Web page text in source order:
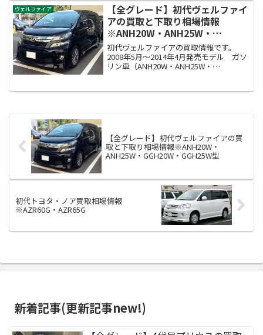
AYH30W型2代目ヴェル...
ヴェルファイア
【全グレード】初代ヴェルファイ
アの買取と下取り相場情報
※ANH20W・ANH25W・
GGH20W・GGH25W型
初代ヴェルファイアの買取情報です。
2008年5月～2014年4月発売モデル ガソ
リン車（ANH20W・ANH25W・
ATH20W型初代アルファードＶの...
【全グレード】初代ヴェルファイアの買
取と下取り相場情報※ANH20W・
ANH25W・GGH20W・GGH25W型
初代トヨタ・ノア買取相場情報
※AZR60G・AZR65G
新着記事(更新記事new!)